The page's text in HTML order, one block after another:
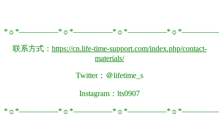
联系方式： https://cn.life-time-support.com/index.php/contact-
materials/
Twitter：＠lifetime_s
Instagram：lts0907